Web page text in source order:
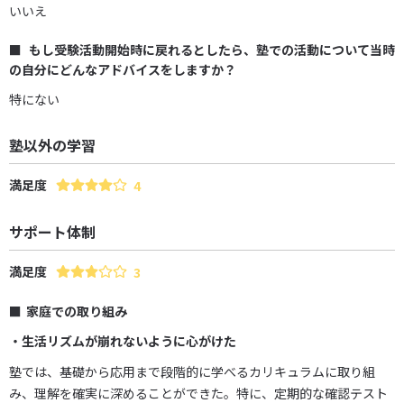
いいえ
もし受験活動開始時に戻れるとしたら、塾での活動について当時
の自分にどんなアドバイスをしますか？
特にない
塾以外の学習
満足度 4
サポート体制
満足度 3
家庭での取り組み
・生活リズムが崩れないように心がけた
塾では、基礎から応用まで段階的に学べるカリキュラムに取り組
み、理解を確実に深めることができた。特に、定期的な確認テスト